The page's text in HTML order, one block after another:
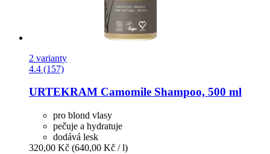
2 varianty
4.4 (157)
URTEKRAM Camomile Shampoo, 500 ml
pro blond vlasy
pečuje a hydratuje
dodává lesk
320,00 Kč (640,00 Kč / l)